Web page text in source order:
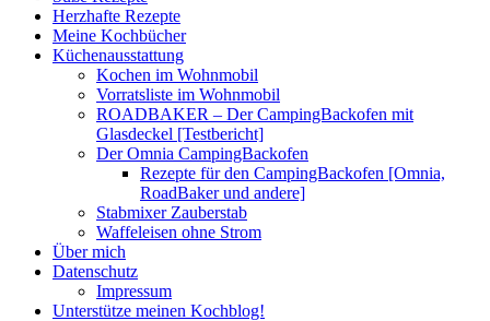
Herzhafte Rezepte
Meine Kochbücher
Küchenausstattung
Kochen im Wohnmobil
Vorratsliste im Wohnmobil
ROADBAKER – Der CampingBackofen mit
Glasdeckel [Testbericht]
Der Omnia CampingBackofen
Rezepte für den CampingBackofen [Omnia,
RoadBaker und andere]
Stabmixer Zauberstab
Waffeleisen ohne Strom
Über mich
Datenschutz
Impressum
Unterstütze meinen Kochblog!